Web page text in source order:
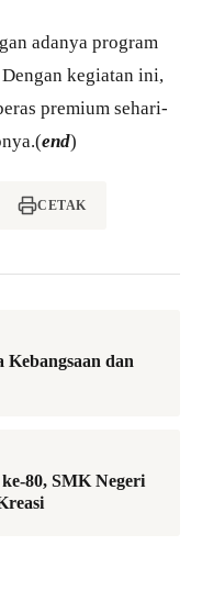
adanya program
kegiatan ini,
premium sehari-
end)
CETAK
dan
80, SMK Negeri